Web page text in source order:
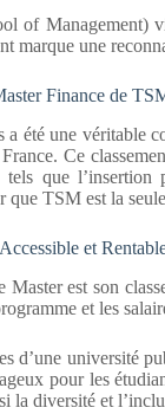
of Management)
marque une
Finance de
a été une
Ce
que
TSM est la
et
Master est son
et les
d’une université
pour les
la diversité et